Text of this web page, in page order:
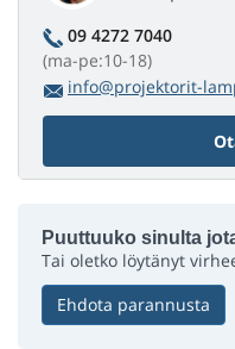
09 4272 7040
(ma-pe:10-18)
info@projektorit-
Puuttuuko sinulta
Tai oletko löytänyt
Ehdota parannusta